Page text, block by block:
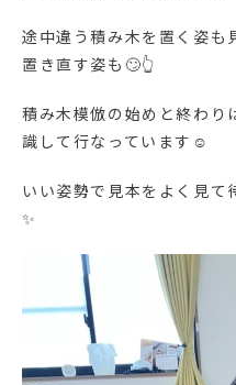
途中違う積み木を置く姿も
置き直す姿も🙄👆
積み木模倣の始めと終わり
識して行なっています☺
いい姿勢で見本をよく見て
✨